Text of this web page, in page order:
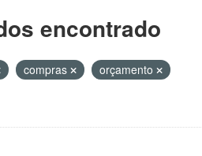
encontrado
compras
orçamento